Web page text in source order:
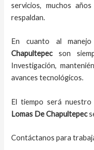
servicios, muchos
respaldan.
En cuanto al
Chapultepec
son
Investigación,
avances tecnológicos.
El tiempo será
Lomas De Chapultepec
Contáctanos para